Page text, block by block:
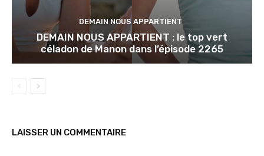
DEMAIN NOUS APPARTIENT
DEMAIN NOUS APPARTIENT : le top vert
céladon de Manon dans l’épisode 2265
LAISSER UN COMMENTAIRE